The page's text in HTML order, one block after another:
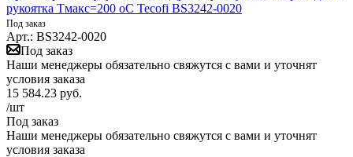
рукоятка Тмакс=200 оС Tecofi BS3242-0020
Под заказ
Арт.: BS3242-0020
Под заказ
Наши менеджеры обязательно свяжутся с вами и уточнят
условия заказа
15 584.23 руб.
/шт
Под заказ
Наши менеджеры обязательно свяжутся с вами и уточнят
условия заказа